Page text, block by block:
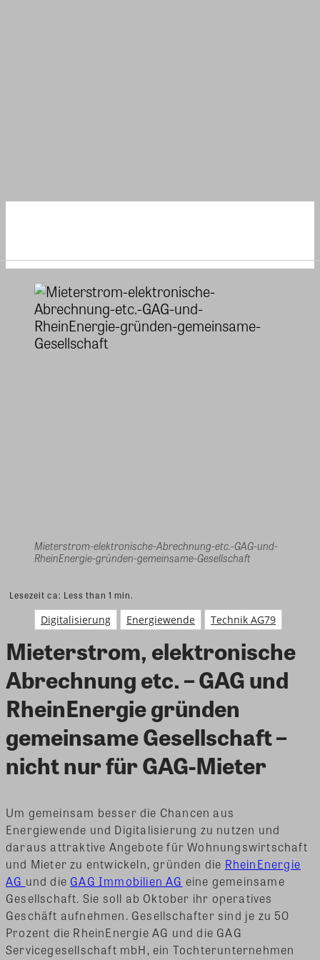
Mieterstrom-elektronische-Abrechnung-etc.-GAG-und-
RheinEnergie-gründen-gemeinsame-Gesellschaft
Lesezeit ca: Less than 1 min.
Digitalisierung Energiewende Technik AG79
Mieterstrom, elektronische
Abrechnung etc. – GAG und
RheinEnergie gründen
gemeinsame Gesellschaft –
nicht nur für GAG-Mieter
Um gemeinsam besser die Chancen aus
Energiewende und Digitalisierung zu nutzen und
daraus attraktive Angebote für Wohnungswirtschaft
und Mieter zu entwickeln, gründen die RheinEnergie
AG und die GAG Immobilien AG eine gemeinsame
Gesellschaft. Sie soll ab Oktober ihr operatives
Geschäft aufnehmen. Gesellschafter sind je zu 50
Prozent die RheinEnergie AG und die GAG
Servicegesellschaft mbH, ein Tochterunternehmen